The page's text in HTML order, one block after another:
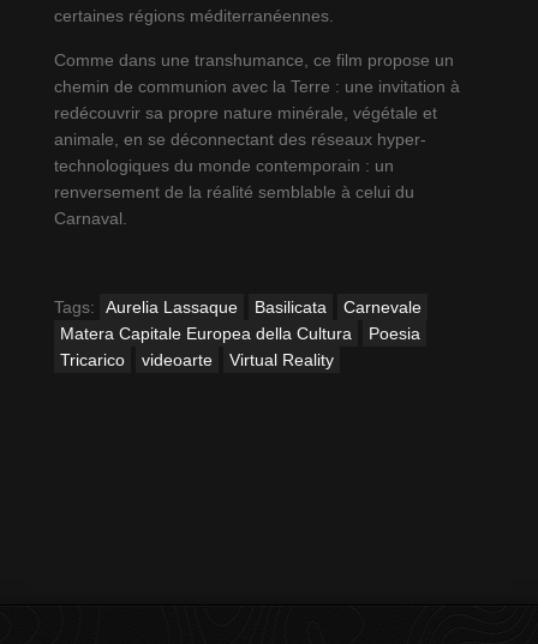
certaines régions méditerranéennes.
Comme dans une transhumance, ce film propose un
chemin de communion avec la Terre : une invitation à
redécouvrir sa propre nature minérale, végétale et
animale, en se déconnectant des réseaux hyper-
technologiques du monde contemporain : un
renversement de la réalité semblable à celui du
Carnaval.
Tags: Aurelia Lassaque Basilicata
Carnevale
Matera Capitale Europea della Cultura
Poesia
Tricarico
videoarte Virtual Reality